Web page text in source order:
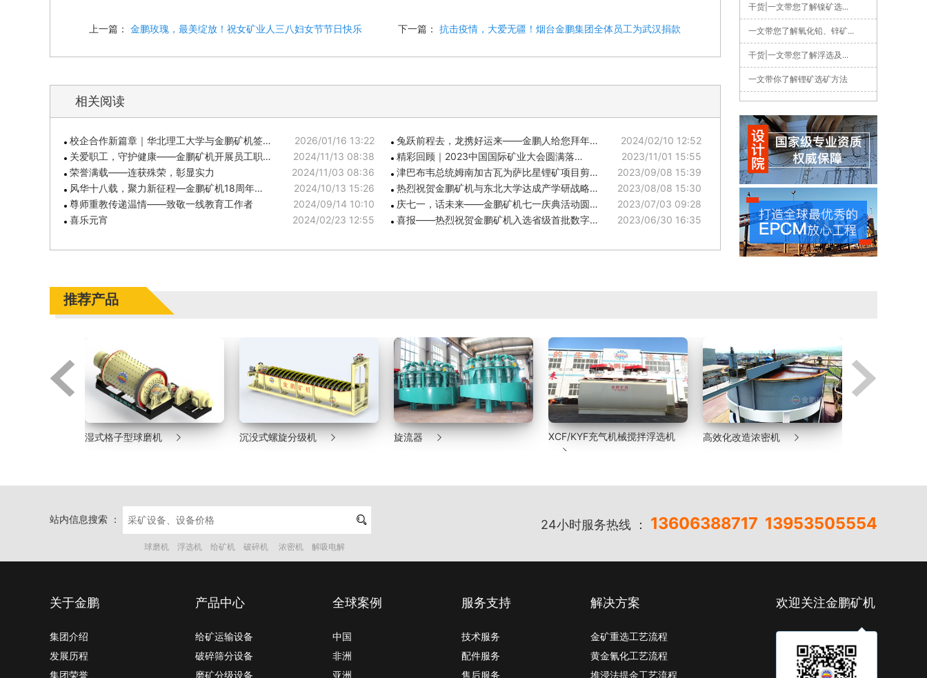
上一篇： 金鹏玫瑰，最美绽放！祝女矿业人三八妇女节节日快乐 下一篇： 抗击疫情，大爱无疆！烟台金鹏集团全体员工为武汉捐款
相关阅读
校企合作新篇章｜华北理工大学与金鹏矿机签…
2026/01/16 13:22
关爱职工，守护健康——金鹏矿机开展员工职…
2024/11/13 08:38
荣誉满载——连获殊荣，彰显实力
2024/11/03 08:36
风华十八载，聚力新征程—金鹏矿机18周年…
2024/10/13 15:26
尊师重教传递温情——致敬一线教育工作者
2024/09/14 10:10
喜乐元宵
2024/02/23 12:55
兔跃前程去，龙携好运来——金鹏人给您拜年…
2024/02/10 12:52
精彩回顾｜2023中国国际矿业大会圆满落…
2023/11/01 15:55
津巴布韦总统姆南加古瓦为萨比星锂矿项目剪…
2023/09/08 15:39
热烈祝贺金鹏矿机与东北大学达成产学研战略…
2023/08/08 15:30
庆七一，话未来——金鹏矿机七一庆典活动圆…
2023/07/03 09:28
喜报——热烈祝贺金鹏矿机入选省级首批数字…
2023/06/30 16:35
干货|一文带您了解镍矿选...
一文带您了解氧化铅、锌矿...
干货|一文带您了解浮选及...
一文带你了解锂矿选矿方法
推荐产品
湿式格子型球磨机  沉没式螺旋分级机  旋流器  XCF/KYF充气机械搅拌浮选机

高效化改造浓密机 
站内信息搜索 ：  24小时服务热线 ： 13606388717 13953505554
球磨机 浮选机 给矿机 破碎机 浓密机 解吸电解
关于金鹏
集团介绍
发展历程
集团荣誉
产品中心
给矿运输设备
破碎筛分设备
磨矿分级设备
全球案例
中国
非洲
亚洲
服务支持
技术服务
配件服务
售后服务
解决方案
金矿重选工艺流程
黄金氰化工艺流程
堆浸法提金工艺流程
欢迎关注金鹏矿机